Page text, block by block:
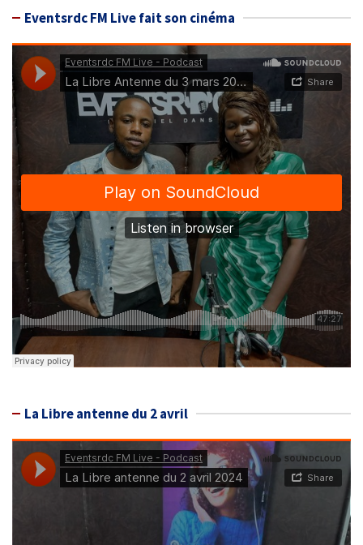
Eventsrdc FM Live fait son cinéma
La Libre antenne du 2 avril